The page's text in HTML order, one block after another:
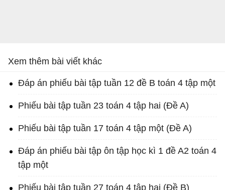
Xem thêm bài viết khác
Đáp án phiếu bài tập tuần 12 đề B toán 4 tập một
Phiếu bài tập tuần 23 toán 4 tập hai (Đề A)
Phiếu bài tập tuần 17 toán 4 tập một (Đề A)
Đáp án phiếu bài tập ôn tập học kì 1 đề A2 toán 4
tập một
Phiếu bài tập tuần 27 toán 4 tập hai (Đề B)